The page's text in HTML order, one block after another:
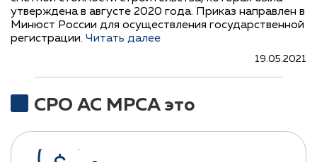
утверждена в августе 2020 года. Приказ направлен в
Минюст России для осуществления государственной
регистрации. Читать далее
19.05.2021
СРО АС МРСА это